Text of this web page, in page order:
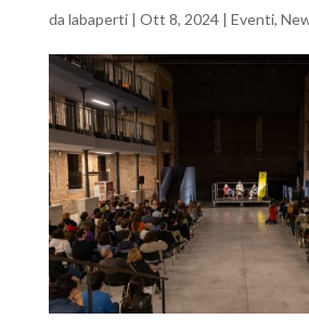
da labaperti| Ott 8, 2024| Eventi,